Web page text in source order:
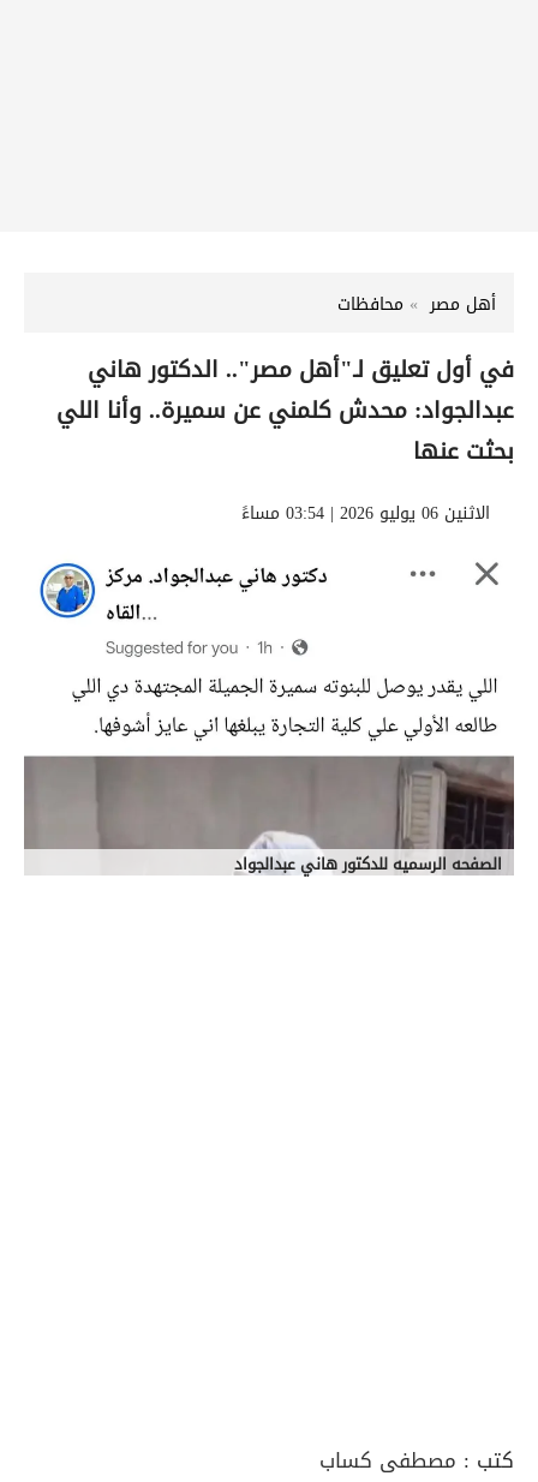
أهل مصر محافظات
في أول تعليق لـ"أهل مصر".. الدكتور هاني
عبدالجواد: محدش كلمني عن سميرة.. وأنا اللي
بحثت عنها
الاثنين 06 يوليو 2026 | 03:54 مساءً
الصفحه الرسميه للدكتور هاني عبدالجواد
كتب : مصطفى كساب